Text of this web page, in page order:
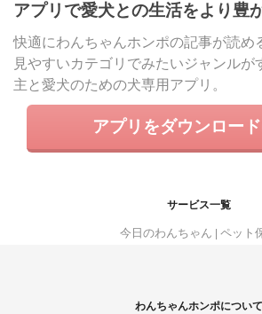
アプリで愛犬との生活をより豊
快適にわんちゃんホンポの記事が読め
見やすいカテゴリでみたいジャンルが
主と愛犬のための犬専用アプリ。
アプリをダウンロー
サービス一覧
今日のわんちゃん ペット
わんちゃんホンポについて